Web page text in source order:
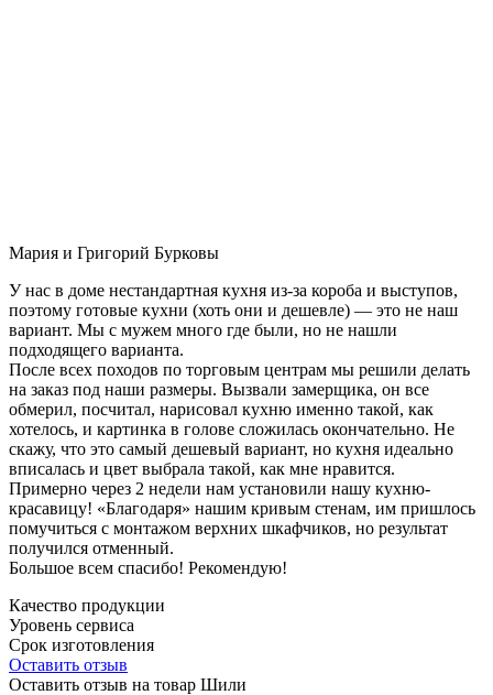
Мария и Григорий Бурковы
У нас в доме нестандартная кухня из-за короба и выступов,
поэтому готовые кухни (хоть они и дешевле) — это не наш
вариант. Мы с мужем много где были, но не нашли
подходящего варианта.
После всех походов по торговым центрам мы решили делать
на заказ под наши размеры. Вызвали замерщика, он все
обмерил, посчитал, нарисовал кухню именно такой, как
хотелось, и картинка в голове сложилась окончательно. Не
скажу, что это самый дешевый вариант, но кухня идеально
вписалась и цвет выбрала такой, как мне нравится.
Примерно через 2 недели нам установили нашу кухню-
красавицу! «Благодаря» нашим кривым стенам, им пришлось
помучиться с монтажом верхних шкафчиков, но результат
получился отменный.
Большое всем спасибо! Рекомендую!
Качество продукции
Уровень сервиса
Срок изготовления
Оставить отзыв
Оставить отзыв на товар Шили